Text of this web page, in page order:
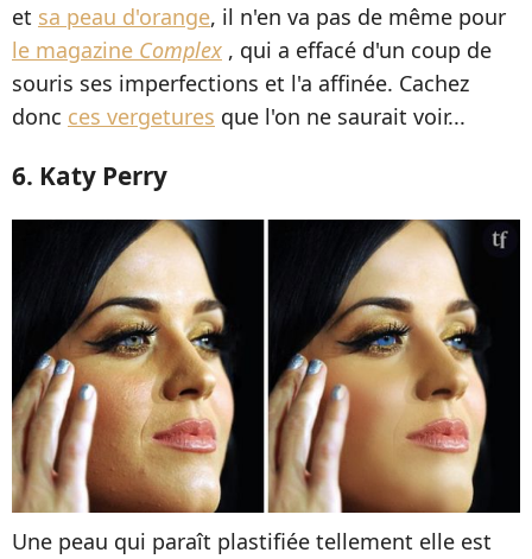
et sa peau d'orange, il n'en va pas de même pour
le magazine Complex , qui a effacé d'un coup de
souris ses imperfections et l'a affinée. Cachez
donc ces vergetures que l'on ne saurait voir...
6. Katy Perry
Une peau qui paraît plastifiée tellement elle est